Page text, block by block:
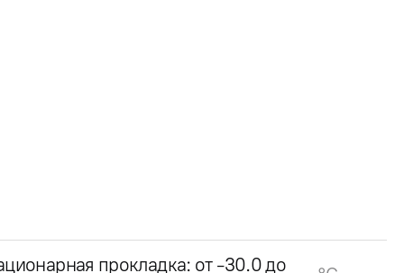
прокладка: от -30.0 до